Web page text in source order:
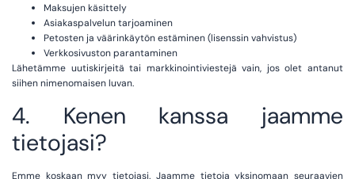
Maksujen käsittely
Asiakaspalvelun tarjoaminen
Petosten ja väärinkäytön estäminen (lisenssin vahvistus)
Verkkosivuston parantaminen
Lähetämme uutiskirjeitä tai markkinointiviestejä vain, jos olet antanut
siihen nimenomaisen luvan.
4. Kenen kanssa jaamme
tietojasi?
Emme koskaan myy tietojasi. Jaamme tietoja yksinomaan seuraavien